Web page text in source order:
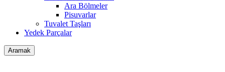
Ara Bölmeler
Pisuvarlar
Tuvalet Taşları
Yedek Parçalar
Aramak